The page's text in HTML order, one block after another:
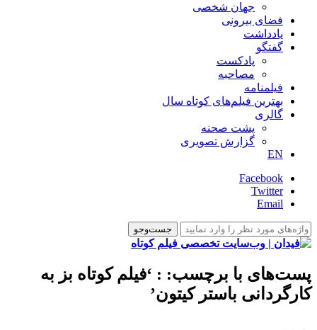
جهان شخصی
فضای بیرونی
یادداشت
گفتگو
پادکست
مصاحبه
فیلمنامه
بهترین فیلم‌های کوتاه سال
گالری
پشت صحنه
گزارش تصویری
EN
Facebook
Twitter
Email
پست‌های با برچسب: : ‘فیلم کوتاه بز به
کارگردانی باستر کیتون’